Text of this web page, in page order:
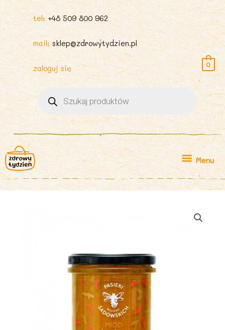
tel: +48 509 800 962
mail: sklep@zdrowytydzien.pl
zaloguj się
produktów
0
Menu
Menu